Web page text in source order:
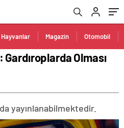
Hayvanlar Magazin Otomobil
Olması
yayınlanabilmektedir.